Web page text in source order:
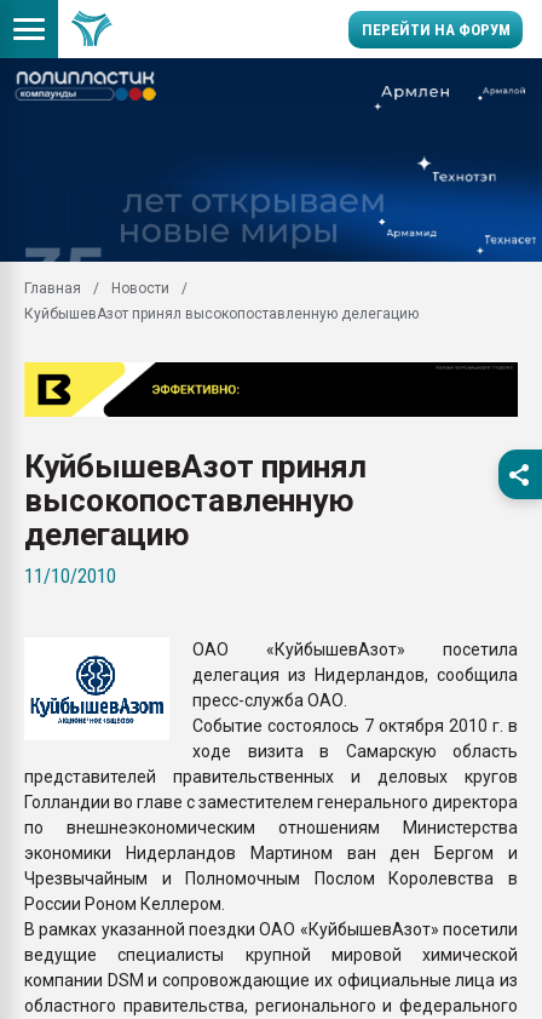
ПЕРЕЙТИ НА ФОРУМ
29.07.2026 ФРП помог
заводу пластмасс"
28.07.2026
28.07.2026
ПЕРЕЙТИ НА
Главная
Новости
КуйбышевАзот принял высокопоставленную делегацию
КуйбышевАзот принял
высокопоставленную
делегацию
11/10/2010
ОАО «КуйбышевАзот» посетила
делегация из Нидерландов, сообщила
пресс-служба ОАО.
Событие состоялось 7 октября 2010 г. в
ходе визита в Самарскую область
представителей правительственных и деловых кругов
Голландии во главе с заместителем генерального директора
по внешнеэкономическим отношениям Министерства
экономики Нидерландов Мартином ван ден Бергом и
Чрезвычайным и Полномочным Послом Королевства в
России Роном Келлером.
В рамках указанной поездки ОАО «КуйбышевАзот» посетили
ведущие специалисты крупной мировой химической
компании DSM и сопровождающие их официальные лица из
областного правительства, регионального и федерального